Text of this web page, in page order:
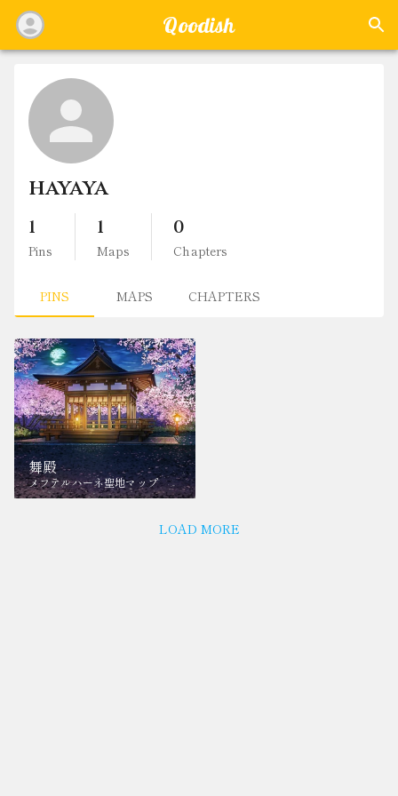
Qoodish
hayaya
1
Pins
1
Maps
0
Chapters
PINS MAPS CHAPTERS
舞殿
メフテルハーネ聖地マップ
LOAD MORE